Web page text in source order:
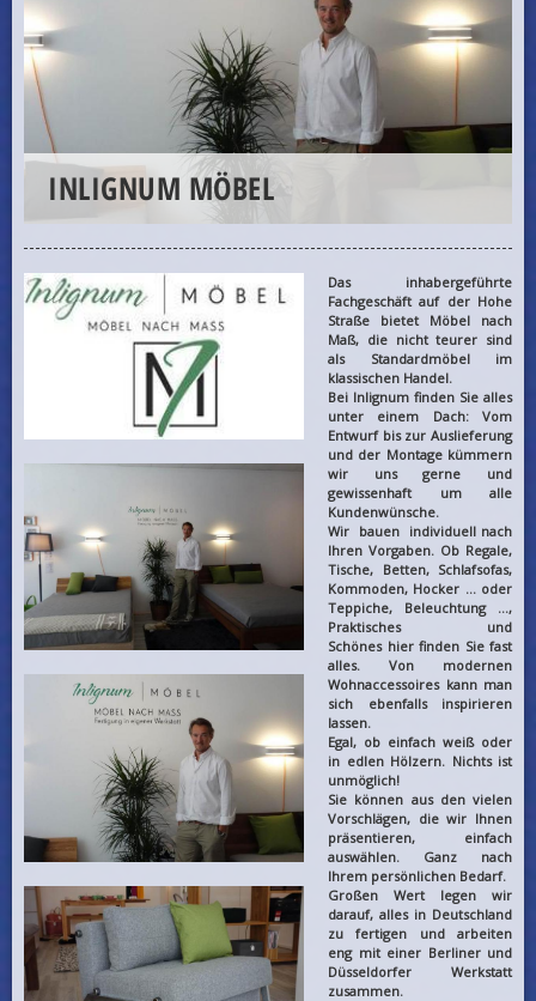
INLIGNUM MÖBEL
Das inhabergeführte
Fachgeschäft auf der Hohe
Straße bietet Möbel nach
Maß, die nicht teurer sind
als Standardmöbel im
klassischen Handel.
Bei Inlignum finden Sie alles
unter einem Dach: Vom
Entwurf bis zur Auslieferung
und der Montage kümmern
wir uns gerne und
gewissenhaft um alle
Kundenwünsche.
Wir bauen individuell nach
Ihren Vorgaben. Ob Regale,
Tische, Betten, Schlafsofas,
Kommoden, Hocker ... oder
Teppiche, Beleuchtung ...,
Praktisches und
Schönes hier finden Sie fast
alles. Von modernen
Wohnaccessoires kann man
sich ebenfalls inspirieren
lassen.
Egal, ob einfach weiß oder
in edlen Hölzern. Nichts ist
unmöglich!
Sie können aus den vielen
Vorschlägen, die wir Ihnen
präsentieren, einfach
auswählen. Ganz nach
Ihrem persönlichen Bedarf.
Großen Wert legen wir
darauf, alles in Deutschland
zu fertigen und arbeiten
eng mit einer Berliner und
Düsseldorfer Werkstatt
zusammen.